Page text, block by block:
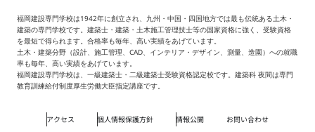
福岡建設専門学校は1942年に創立され、九州・中国・四国地方では最も伝統ある土木・
建築の専門学校です。建築士・建築・土木施工管理技士等の国家資格に強く、受験資格
を最短で得られます。合格率も毎年、高い実績をあげています。
土木・建築分野（設計、施工管理、CAD、インテリア・デザイン、測量、造園）への就職
率も毎年、高い実績をあげています。
福岡建設専門学校は、一級建築士・二級建築士受験資格認定校です。建築科 夜間は専門
教育訓練給付制度厚生労働大臣指定講座です。
アクセス 個人情報保護方針 情報公開 お問い合わせ